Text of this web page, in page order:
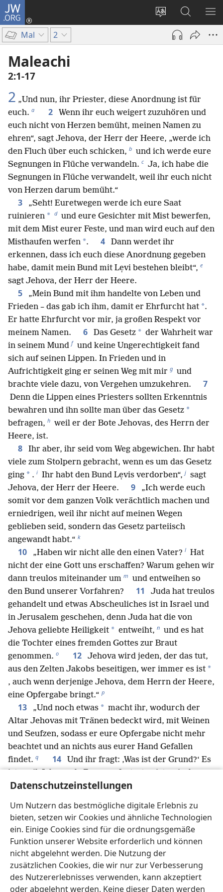
Datenschutzeinstellungen
Um Nutzern das bestmögliche digitale Erlebnis zu
bieten, setzen wir Cookies und ähnliche Technologien
ein. Einige Cookies sind für die ordnungsgemäße
Funktion unserer Website erforderlich und können
nicht abgelehnt werden. Die Nutzung der
zusätzlichen Cookies, die wir nur zur Verbesserung
des Nutzererlebnisses verwenden, kann akzeptiert
oder abgelehnt werden. Keine dieser Daten werden
JW.ORG
Websitesprache
ändern
Anmelden
(öffnet
Fenster)
Suche
Mal 2
Maleachi
2:1-17
2 „Und nun, ihr Priester, diese Anordnung ist für
euch. a 2
Wenn ihr euch weigert zuzuhören und
euch nicht von Herzen bemüht, meinen Namen zu
ehren“, sagt Jehova, der Herr der Heere, „werde ich
den Fluch über euch schicken, b und ich werde eure
Segnungen in Flüche verwandeln. c Ja, ich habe die
Segnungen in Flüche verwandelt, weil ihr euch nicht
von Herzen darum bemüht.“
3
„Seht! Euretwegen werde ich eure Saat
ruinieren * d und eure Gesichter mit Mist bewerfen,
mit dem Mist eurer Feste, und man wird euch auf den
Misthaufen werfen *. 4
Dann werdet ihr
erkennen, dass ich euch diese Anordnung gegeben
habe, damit mein Bund mit Lẹvi bestehen bleibt“, e
sagt Jehova, der Herr der Heere.
5
„Mein Bund mit ihm handelte von Leben und
Frieden – das gab ich ihm, damit er Ehrfurcht hat *.
Er hatte Ehrfurcht vor mir, ja großen Respekt vor
meinem Namen.
6 Das Gesetz * der Wahrheit war
in seinem Mund f und keine Ungerechtigkeit fand
sich auf seinen Lippen. In Frieden und in
Aufrichtigkeit ging er seinen Weg mit mir g und
brachte viele dazu, von Vergehen umzukehren.
7
Denn die Lippen eines Priesters sollten Erkenntnis
bewahren und ihn sollte man über das Gesetz *
befragen, h weil er der Bote Jehovas, des Herrn der
Heere, ist.
8
Ihr aber, ihr seid vom Weg abgewichen. Ihr habt
viele zum Stolpern gebracht, wenn es um das Gesetz
ging * . i Ihr habt den Bund Lẹvis verdorben“, j sagt
Jehova, der Herr der Heere.
9
„Ich werde euch
somit vor dem ganzen Volk verächtlich machen und
erniedrigen, weil ihr nicht auf meinen Wegen
geblieben seid, sondern das Gesetz parteiisch
angewandt habt.“ k
10 „Haben wir nicht alle den einen Vater? l Hat
nicht der eine Gott uns erschaffen? Warum gehen wir
dann treulos miteinander um m und entweihen so
den Bund unserer Vorfahren?
11
Juda hat treulos
gehandelt und etwas Abscheuliches ist in Israel und
in Jerusalem geschehen, denn Juda hat die von
Jehova geliebte Heiligkeit * entweiht, n und es hat
die Tochter eines fremden Gottes zur Braut
genommen. o 12
Jehova wird jeden, der das tut,
aus den Zelten Jakobs beseitigen, wer immer es ist *
, auch wenn derjenige Jehova, dem Herrn der Heere,
eine Opfergabe bringt.“ p
13 „Und noch etwas * macht ihr, wodurch der
Altar Jehovas mit Tränen bedeckt wird, mit Weinen
und Seufzen, sodass er eure Opfergabe nicht mehr
beachtet und an nichts aus eurer Hand Gefallen
findet. q 14
Und ihr fragt: ‚Was ist der Grund?‘ Es
ist, weil Jehova als Zeuge aufgetreten ist zwischen
dir und der Ehefrau deiner Jugend, die du treulos
den Ehebund mit ihr geschlossen hast * r 15
Doch es gab einen, der das nicht tat, denn er hatte
noch einen Rest des Geistes. Und worum ging es
demjenigen? Um den Nachkommen * Gottes. Achtet
deshalb auf euren Geist und behandelt die Ehefrau
eurer Jugend nicht treulos. 16 Denn ich hasse
Ehescheidung“, s sagt Jehova, der Gott Israels, „und